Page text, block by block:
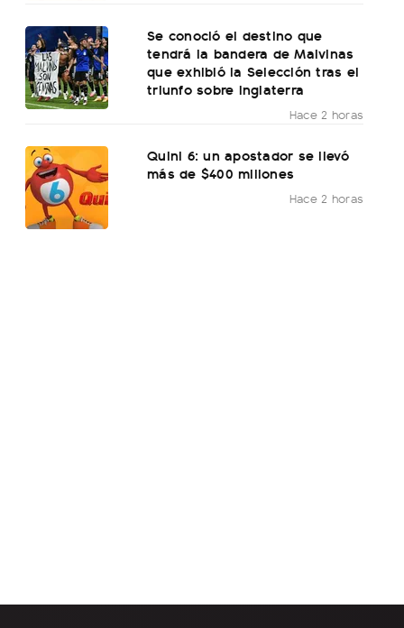
Se conoció el destino que
tendrá la bandera de Malvinas
que exhibió la Selección tras el
triunfo sobre Inglaterra
Hace 2 horas
Quini 6: un apostador se llevó
más de $400 millones
Hace 2 horas